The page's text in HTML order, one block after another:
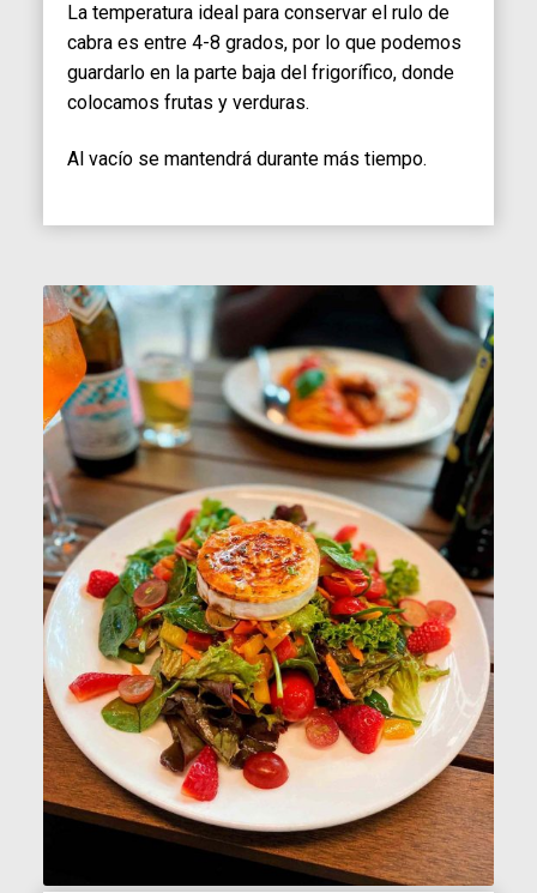
La temperatura ideal para conservar el rulo de
cabra es entre 4-8 grados, por lo que podemos
guardarlo en la parte baja del frigorífico, donde
colocamos frutas y verduras.
Al vacío se mantendrá durante más tiempo.